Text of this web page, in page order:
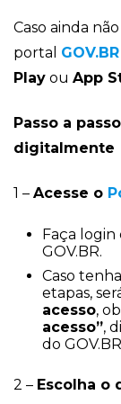
Caso ainda
portal GOV.BR
Play ou App
Passo a
digitalmente
1 – Acesse o
Faça login
GOV.BR.
Caso
etapas,
acesso,
acesso”,
do
2 – Escolha o